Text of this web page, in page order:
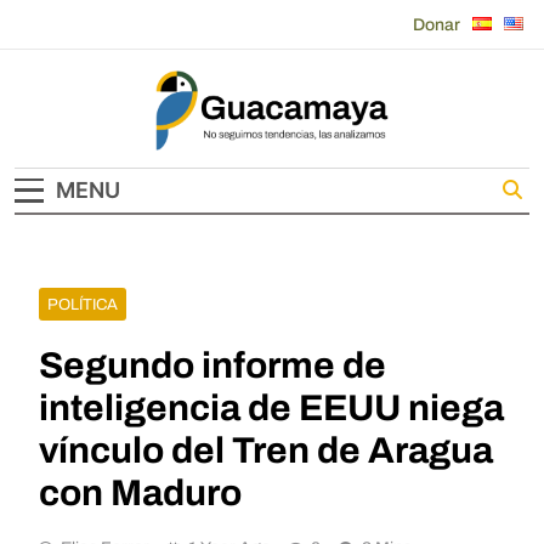
Donar
Guacamaya
MENU
POLÍTICA
Segundo informe de
inteligencia de EEUU niega
vínculo del Tren de Aragua
con Maduro